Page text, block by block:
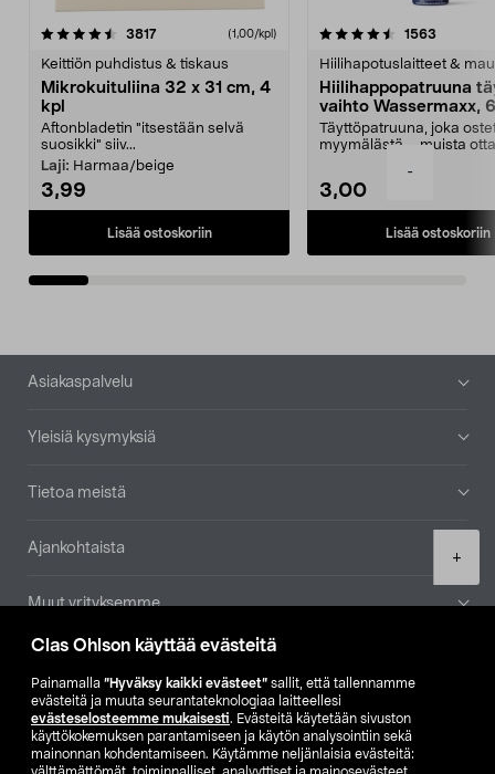
Clas Ohlson käyttää evästeitä
Painamalla ”Hyväksy kaikki evästeet” sallit, että tallennamme
evästeitä ja muuta seurantateknologiaa laitteellesi
evästeselosteemme mukaisesti. Evästeitä käytetään sivuston
käyttökokemuksen parantamiseen ja käytön analysointiin sekä
mainonnan kohdentamiseen. Käytämme neljänlaisia evästeitä:
-
+
3817arvostelut (1,00/kpl)
Keittiön puhdistus & tiskaus
Mikrokuituliina 32 x 31 cm, 4
kpl
Aftonbladetin "itsestään selvä
suosikki" siiv...
Laji: Harmaa/beige
3,99
Lisää ostoskoriin
4.5viidestä
1563
Hiilihapotuslaitteet &
Hiilihappopatruuna
vaihto Wassermaxx,
Täyttöpatruuna, joka
myymälästä – muista
3,00
Lisää ostoskoriin
4.5viidestä
Alatunniste
Asiakaspalvelu
Yleisiä kysymyksiä
Tietoa meistä
Ajankohtaista
Muut yrityksemme
Etsi myymälä
SE NO FI
FI SV